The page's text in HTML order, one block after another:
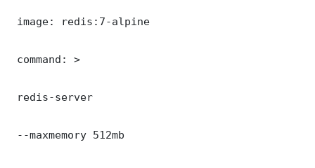
image: redis:7-alpine
command: >
redis-server
--maxmemory 512mb